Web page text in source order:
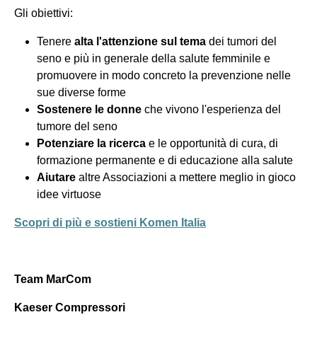
Gli obiettivi:
Tenere alta l'attenzione sul tema dei tumori del
seno e più in generale della salute femminile e
promuovere in modo concreto la prevenzione nelle
sue diverse forme
Sostenere le donne che vivono l'esperienza del
tumore del seno
Potenziare la ricerca e le opportunità di cura, di
formazione permanente e di educazione alla salute
Aiutare altre Associazioni a mettere meglio in gioco
idee virtuose
Scopri di più e sostieni Komen Italia
Team MarCom
Kaeser Compressori